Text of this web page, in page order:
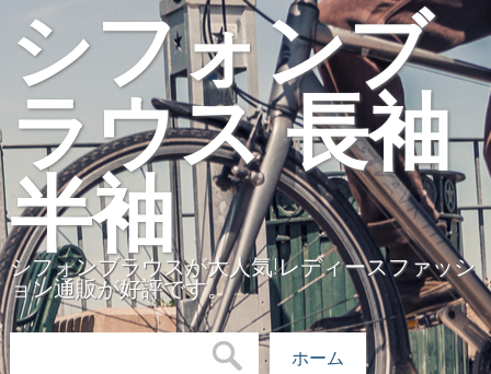
シフォンブ
ラウス 長袖
半袖
シフォンブラウスが大人気!レディースファッシ
ョン通販が好評です。
検索:
ホーム